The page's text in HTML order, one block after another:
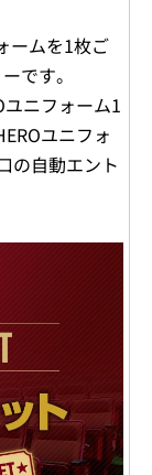
ームを1枚ご
です。
ニフォーム1
ユニフォ
の自動エント